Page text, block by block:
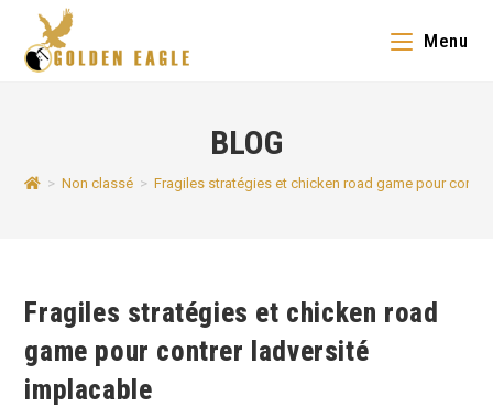
content
Menu
BLOG
> Non classé > Fragiles stratégies et chicken road game pour
Fragiles stratégies et chicken road
game pour contrer ladversité
implacable